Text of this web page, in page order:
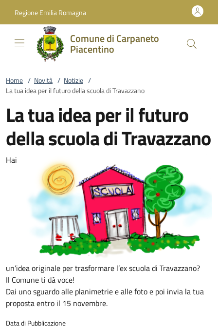
Regione Emilia Romagna
Comune di Carpaneto
Piacentino
Home / Novità / Notizie /
La tua idea per il futuro della scuola di Travazzano
La tua idea per il futuro
della scuola di Travazzano
Hai
un’idea originale per trasformare l’ex scuola di Travazzano?
Il Comune ti dà voce!
Dai uno sguardo alle planimetrie e alle foto e poi invia la tua
proposta entro il 15 novembre.
Data di Pubblicazione